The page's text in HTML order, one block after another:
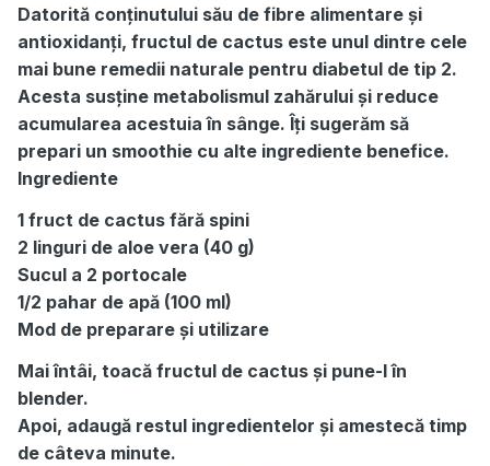
Datorită conținutului său de fibre alimentare și
antioxidanți, fructul de cactus este unul dintre cele
mai bune remedii naturale pentru diabetul de tip 2.
Acesta susține metabolismul zahărului și reduce
acumularea acestuia în sânge. Îți sugerăm să
prepari un smoothie cu alte ingrediente benefice.
Ingrediente
1 fruct de cactus fără spini
2 linguri de aloe vera (40 g)
Sucul a 2 portocale
1/2 pahar de apă (100 ml)
Mod de preparare și utilizare
Mai întâi, toacă fructul de cactus și pune-l în
blender.
Apoi, adaugă restul ingredientelor și amestecă timp
de câteva minute.